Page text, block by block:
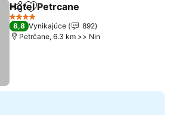
ZdieľaťPridať do obľúbených
Hotel Petrcane
4 Počet hviezdičiek
8,8 Vynikajúce
892
Petrčane, 6.3 km >> Nin